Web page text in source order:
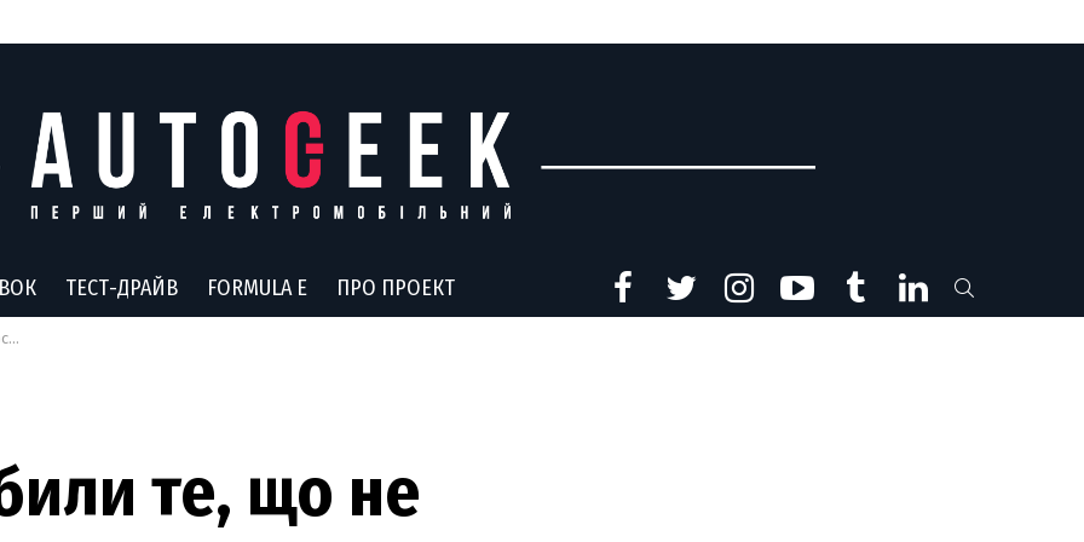
ТЕСТ-ДРАЙВ FORMULA E ПРО ПРОЕКТ
те, що не